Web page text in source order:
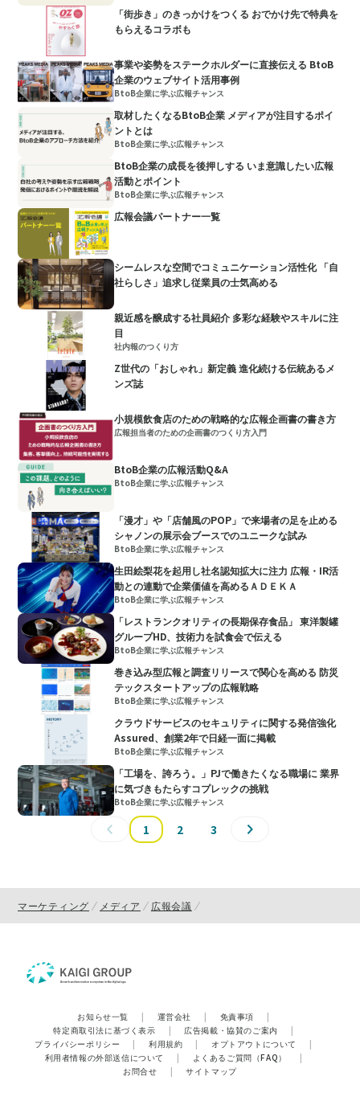
「街歩き」のきっかけをつくる おでかけ先で特典を
もらえるコラボも
事業や姿勢をステークホルダーに直接伝える BtoB
企業のウェブサイト活用事例
BtoB企業に学ぶ広報チャンス
取材したくなるBtoB企業 メディアが注目するポイ
ントとは
BtoB企業に学ぶ広報チャンス
BtoB企業の成長を後押しする いま意識したい広報
活動とポイント
BtoB企業に学ぶ広報チャンス
広報会議パートナー一覧
シームレスな空間でコミュニケーション活性化 「自
社らしさ」追求し従業員の士気高める
親近感を醸成する社員紹介 多彩な経験やスキルに注
目
社内報のつくり方
Z世代の「おしゃれ」新定義 進化続ける伝統あるメ
ンズ誌
小規模飲食店のための戦略的な広報企画書の書き方
広報担当者のための企画書のつくり方入門
BtoB企業の広報活動Q&A
BtoB企業に学ぶ広報チャンス
「漫才」や「店舗風のPOP」で来場者の足を止める
シャノンの展示会ブースでのユニークな試み
BtoB企業に学ぶ広報チャンス
生田絵梨花を起用し社名認知拡大に注力 広報・IR活
動との連動で企業価値を高めるＡＤＥＫＡ
BtoB企業に学ぶ広報チャンス
「レストランクオリティの長期保存食品」 東洋製罐
グループHD、技術力を試食会で伝える
BtoB企業に学ぶ広報チャンス
巻き込み型広報と調査リリースで関心を高める 防災
テックスタートアップの広報戦略
BtoB企業に学ぶ広報チャンス
クラウドサービスのセキュリティに関する発信強化
Assured、創業2年で日経一面に掲載
BtoB企業に学ぶ広報チャンス
「工場を、誇ろう。」PJで働きたくなる職場に 業界
に気づきもたらすコプレックの挑戦
BtoB企業に学ぶ広報チャンス
1 2 3
マーケティング メディア 広報会議
お知らせ一覧 | 運営会社 | 免責事項
|
特定商取引法に基づく表示
| 広告掲載・協賛のご案内
|
プライバシーポリシー
| 利用規約 | オプトアウトについて
|
利用者情報の外部送信について
| よくあるご質問（FAQ）
|
お問合せ
| サイトマップ